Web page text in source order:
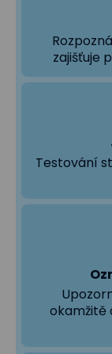
zajišťuje
Testování
okamžitě